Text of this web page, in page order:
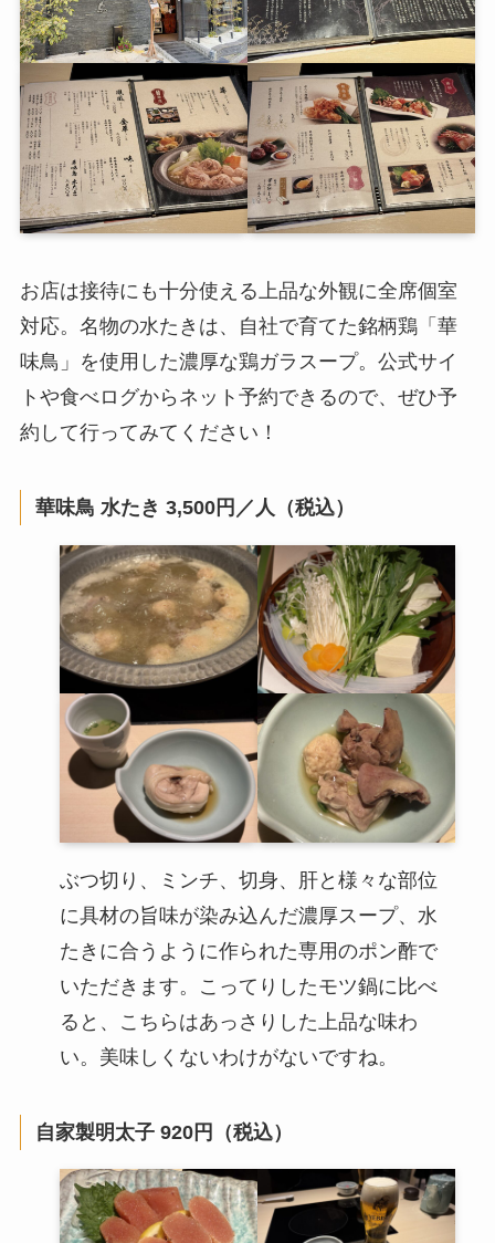
お店は接待にも十分使える上品な外観に全席個室
対応。名物の水たきは、自社で育てた銘柄鶏「華
味鳥」を使用した濃厚な鶏ガラスープ。公式サイ
トや食べログからネット予約できるので、ぜひ予
約して行ってみてください！
華味鳥 水たき 3,500円／人（税込）
ぶつ切り、ミンチ、切身、肝と様々な部位
に具材の旨味が染み込んだ濃厚スープ、水
たきに合うように作られた専用のポン酢で
いただきます。こってりしたモツ鍋に比べ
ると、こちらはあっさりした上品な味わ
い。美味しくないわけがないですね。
自家製明太子 920円（税込）